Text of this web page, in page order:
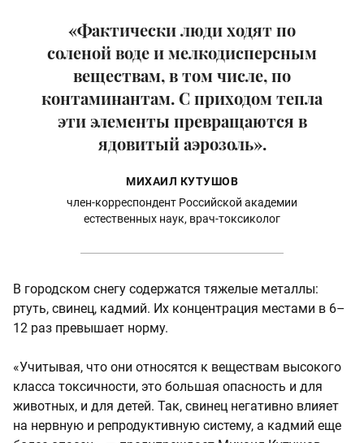
«Фактически люди ходят по
соленой воде и мелкодисперсным
веществам, в том числе, по
контаминантам. С приходом тепла
эти элементы превращаются в
ядовитый аэрозоль».
МИХАИЛ КУТУШОВ
член-корреспондент Российской академии
естественных наук, врач-токсиколог
В городском снегу содержатся тяжелые металлы:
ртуть, свинец, кадмий. Их концентрация местами в 6–
12 раз превышает норму.
«Учитывая, что они относятся к веществам высокого
класса токсичности, это большая опасность и для
животных, и для детей. Так, свинец негативно влияет
на нервную и репродуктивную систему, а кадмий еще